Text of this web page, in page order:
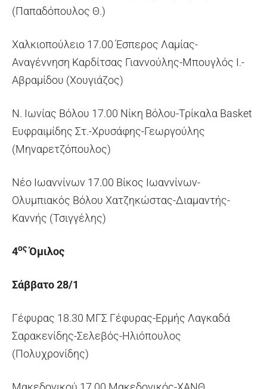
(Παπαδόπουλος Θ.)
Χαλκιοπούλειο 17.00 Έσπερος Λαμίας-
Αναγέννηση Καρδίτσας Γιαννούλης-Μπουγλός Ι.-
Αβραμίδου (Χουγιάζος)
Ν. Ιωνίας Βόλου 17.00 Νίκη Βόλου-Τρίκαλα Basket
Ευφραιμίδης Στ.-Χρυσάφης-Γεωργούλης
(Μηναρετζόπουλος)
Νέο Ιωαννίνων 17.00 Βίκος Ιωαννίνων-
Ολυμπιακός Βόλου Χατζηκώστας-Διαμαντής-
Καννής (Τσιγγέλης)
4οςΌμιλος
Σάββατο 28/1
Γέφυρας 18.30 ΜΓΣ Γέφυρας-Ερμής Λαγκαδά
Σαρακενίδης-Σελεβός-Ηλιόπουλος
(Πολυχρονίδης)